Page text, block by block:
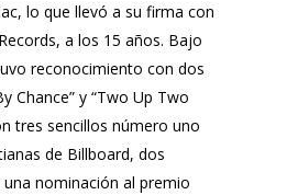
lo que llevó a su firma con
a los 15 años. Bajo
reconocimiento con dos
Chance” y “Two Up Two
tres sencillos número uno
de Billboard, dos
nominación al premio